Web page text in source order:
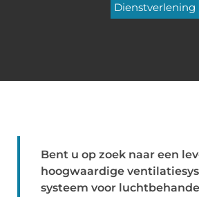
Dienstverlening
Bent u op zoek naar een
hoogwaardige
systeem voor